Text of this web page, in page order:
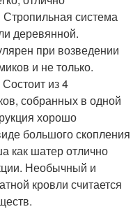
система
деревянной.
при возведении
и не только.
из 4
собранных в одной
хорошо
большого скопления
как шатер отлично
Необычный и
кровли считается